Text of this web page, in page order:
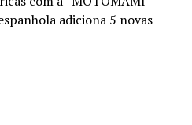
adiciona 5 novas